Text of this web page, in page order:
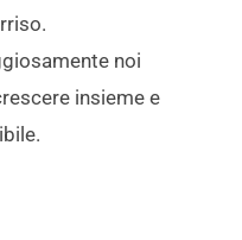
noi
insieme e